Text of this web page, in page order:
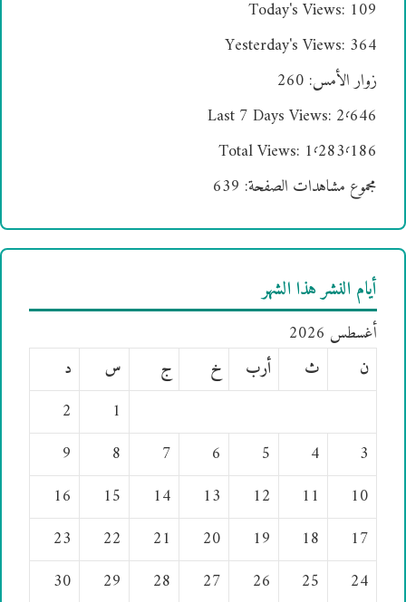
Today's Views: 109
Yesterday's Views: 364
زوار الأمس: 260
Last 7 Days Views: 2٬646
Total Views: 1٬283٬186
مجموع مشاهدات الصفحة: 639
أيام النشر هذا الشهر
أغسطس 2026
ن
ث أرب خ ج س
د
1
2
3
4
5
6
7
8
9
10
11
12
13
14
15
16
17
18
19
20
21
22
23
24
25
26
27
28
29
30